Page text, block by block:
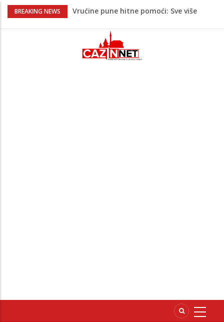
BREAKING NEWS
Vrućine pune hitne pomoći: Sve više
Šta je Vučić prešutio Zelenskom?
Putinovo ime nije smio da izgovori